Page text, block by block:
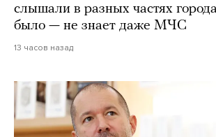
слышали в разных частях
было — не знает даже МЧС
13 часов назад